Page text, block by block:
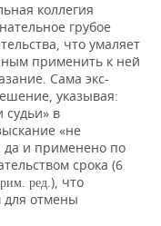
коллегия
грубое
что умаляет
применить к ней
Сама экс-
указывая:
в
«не
да и применено по
срока (6
ред.), что
для отмены